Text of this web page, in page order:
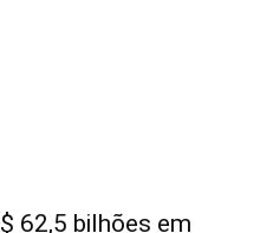
62,5 bilhões em